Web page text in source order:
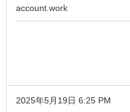
account.work
2025年5月19日 6:25 PM